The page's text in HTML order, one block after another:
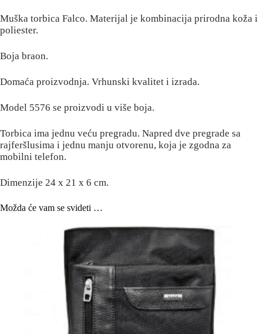
Muška torbica Falco. Materijal je kombinacija prirodna koža i
poliester.
Boja braon.
Domaća proizvodnja. Vrhunski kvalitet i izrada.
Model 5576 se proizvodi u više boja.
Torbica ima jednu veću pregradu. Napred dve pregrade sa
rajferšlusima i jednu manju otvorenu, koja je zgodna za
mobilni telefon.
Dimenzije 24 x 21 x 6 cm.
Možda će vam se svideti …